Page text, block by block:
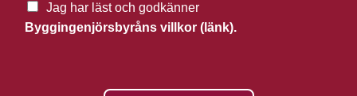
Jag har läst och godkänner
Byggingenjörsbyråns villkor (länk).